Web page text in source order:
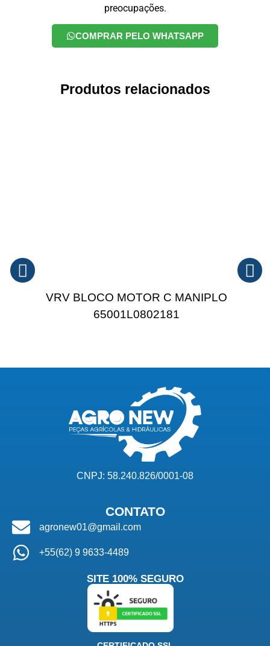
preocupações.
COMPRAR PELO WHATSAPP
Produtos relacionados
VRV BLOCO MOTOR C MANIPLO
65001L0802181
CNPJ: 58.240.826/0001-08
CONTATO
agronew01@gmail.com
+55(62) 9 9633-4489
SITE 100% SEGURO